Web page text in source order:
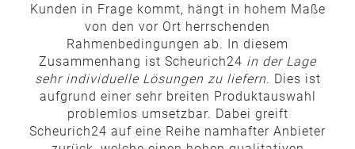
Kunden in Frage kommt, hängt in hohem Maße
von den vor Ort herrschenden
Rahmenbedingungen ab. In diesem
Zusammenhang ist Scheurich24 in der Lage
sehr individuelle Lösungen zu liefern. Dies ist
aufgrund einer sehr breiten Produktauswahl
problemlos umsetzbar. Dabei greift
Scheurich24 auf eine Reihe namhafter Anbieter